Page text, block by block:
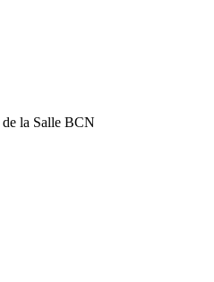
de la Salle BCN